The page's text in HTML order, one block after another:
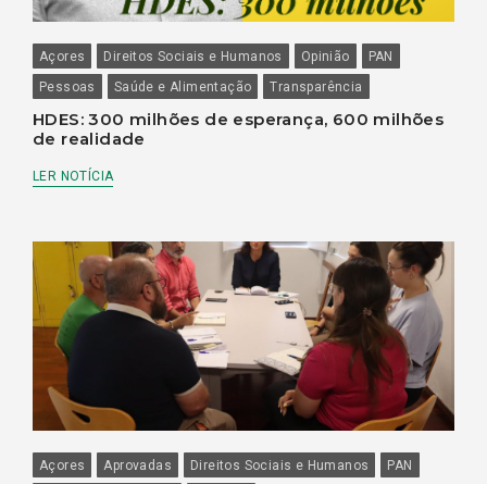
Açores Direitos Sociais e Humanos Opinião
PAN
Pessoas
Saúde e Alimentação Transparência
HDES: 300 milhões de esperança, 600 milhões
de realidade
LER NOTÍCIA
Açores Aprovadas Direitos Sociais e Humanos
PAN